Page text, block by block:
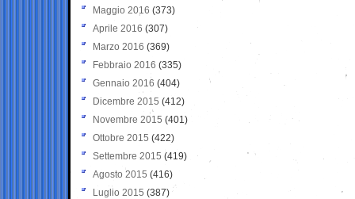
Maggio 2016 (373)
Aprile 2016 (307)
Marzo 2016 (369)
Febbraio 2016 (335)
Gennaio 2016 (404)
Dicembre 2015 (412)
Novembre 2015 (401)
Ottobre 2015 (422)
Settembre 2015 (419)
Agosto 2015 (416)
Luglio 2015 (387)